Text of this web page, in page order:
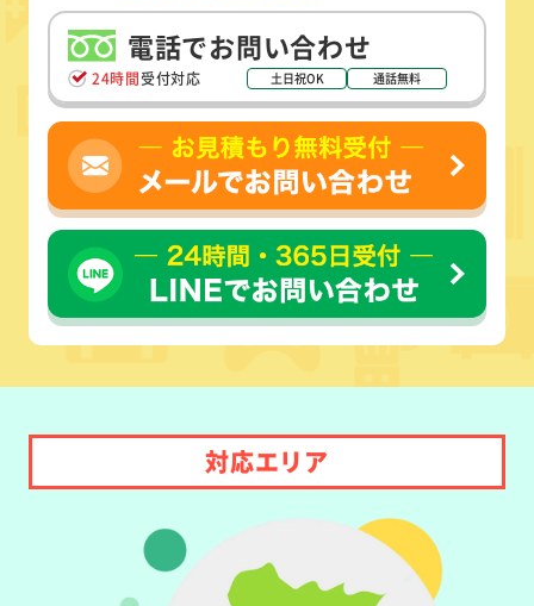
電話でお問い合わせ
24時間受付対応 土日祝OK 通話無料
対応エリア